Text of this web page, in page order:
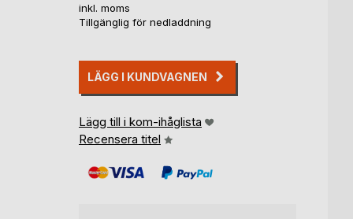
inkl. moms
Tillgänglig för nedladdning
LÄGG I KUNDVAGNEN
Lägg till i kom-ihåglista
Recensera titel